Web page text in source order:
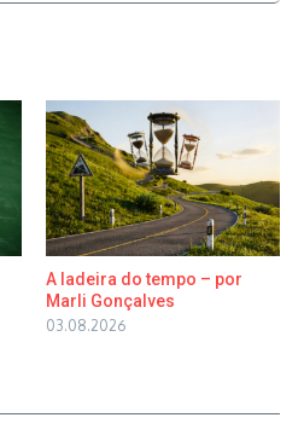
A ladeira do tempo – por
Marli Gonçalves
03.08.2026